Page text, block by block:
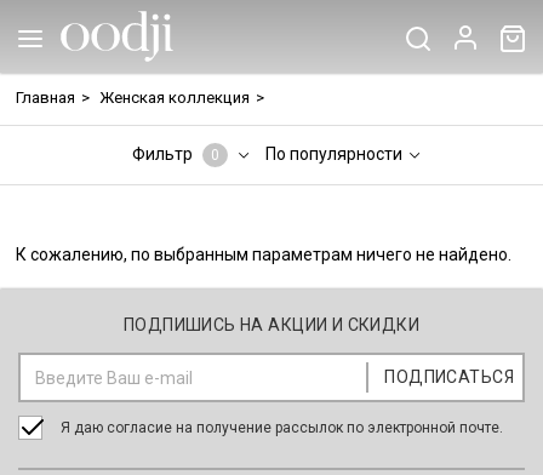
Главная > Женская коллекция >
Фильтр 0 По популярности
К сожалению, по выбранным параметрам ничего не найдено.
ПОДПИШИСЬ НА АКЦИИ И СКИДКИ
Я даю согласие на получение рассылок по электронной почте.